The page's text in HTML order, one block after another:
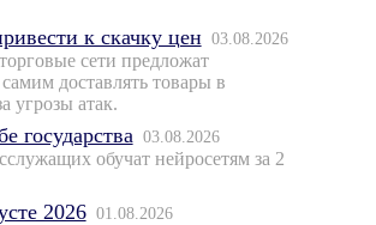
к скачку цен 03.08.2026
сети предложат
доставлять товары в
угрозы атак.
государства 03.08.2026
обучат нейросетям за 2
2026 01.08.2026